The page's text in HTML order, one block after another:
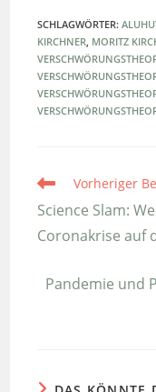
SCHLAGWÖRTER:
KIRCHNER MORITZ
Weitere
Artikel
ansehen
Vorheriger
Science Slam:
Coronakrise auf
Pandemie und